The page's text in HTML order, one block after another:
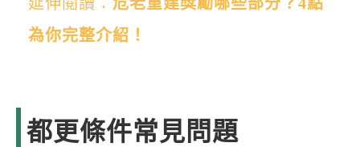
為你完整介紹！
都更條件常見問題